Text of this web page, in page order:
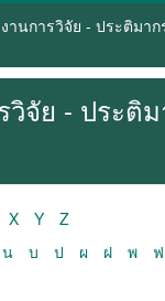
านการวิจัย - ประติมาก
วิจัย - ประติ
X Y
Z
น บ ป ผ ฝ พ ฟ